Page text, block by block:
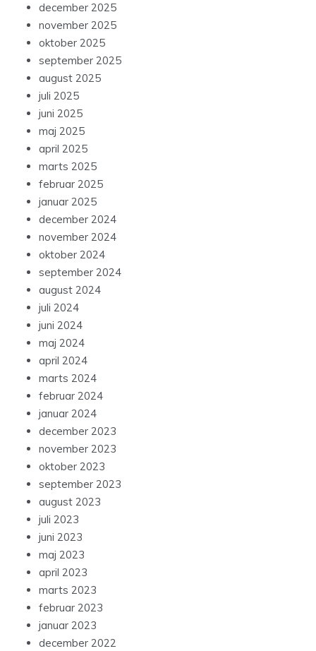
december 2025
november 2025
oktober 2025
september 2025
august 2025
juli 2025
juni 2025
maj 2025
april 2025
marts 2025
februar 2025
januar 2025
december 2024
november 2024
oktober 2024
september 2024
august 2024
juli 2024
juni 2024
maj 2024
april 2024
marts 2024
februar 2024
januar 2024
december 2023
november 2023
oktober 2023
september 2023
august 2023
juli 2023
juni 2023
maj 2023
april 2023
marts 2023
februar 2023
januar 2023
december 2022